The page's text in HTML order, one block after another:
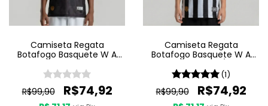
Camiseta Regata
Botafogo Basquete W A
R$99,90 R$74,92
Camiseta Regata
Botafogo Basquete W A
Listrada (1)
R$99,90 R$74,92